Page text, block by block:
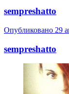
sempreshatto
Опубликовано 29
sempreshatto